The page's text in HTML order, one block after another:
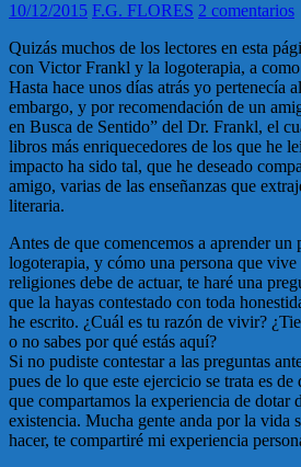
10/12/2015 F.G. FLORES 2 comentarios
Quizás muchos de los lectores en esta
con Victor Frankl y la logoterapia, a
Hasta hace unos días atrás yo pertenecía
embargo, y por recomendación de un
en Busca de Sentido” del Dr. Frankl, el
libros más enriquecedores de los que he
impacto ha sido tal, que he deseado
amigo, varias de las enseñanzas que
literaria.
Antes de que comencemos a aprender un
logoterapia, y cómo una persona que vive
religiones debe de actuar, te haré una
que la hayas contestado con toda
he escrito. ¿Cuál es tu razón de vivir?
o no sabes por qué estás aquí?
Si no pudiste contestar a las preguntas
pues de lo que este ejercicio se trata es
que compartamos la experiencia de dotar
existencia. Mucha gente anda por la vida
hacer, te compartiré mi experiencia